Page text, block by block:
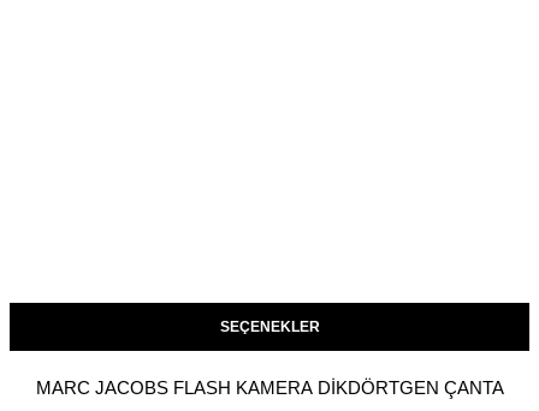
SEÇENEKLER
MARC JACOBS FLASH KAMERA DIKDÖRTGEN ÇANTA